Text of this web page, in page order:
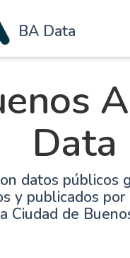
BA Data
Data
datos públicos
y publicados
Ciudad de